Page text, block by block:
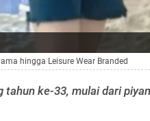
hingga Leisure Wear Branded
ke-33, mulai dari